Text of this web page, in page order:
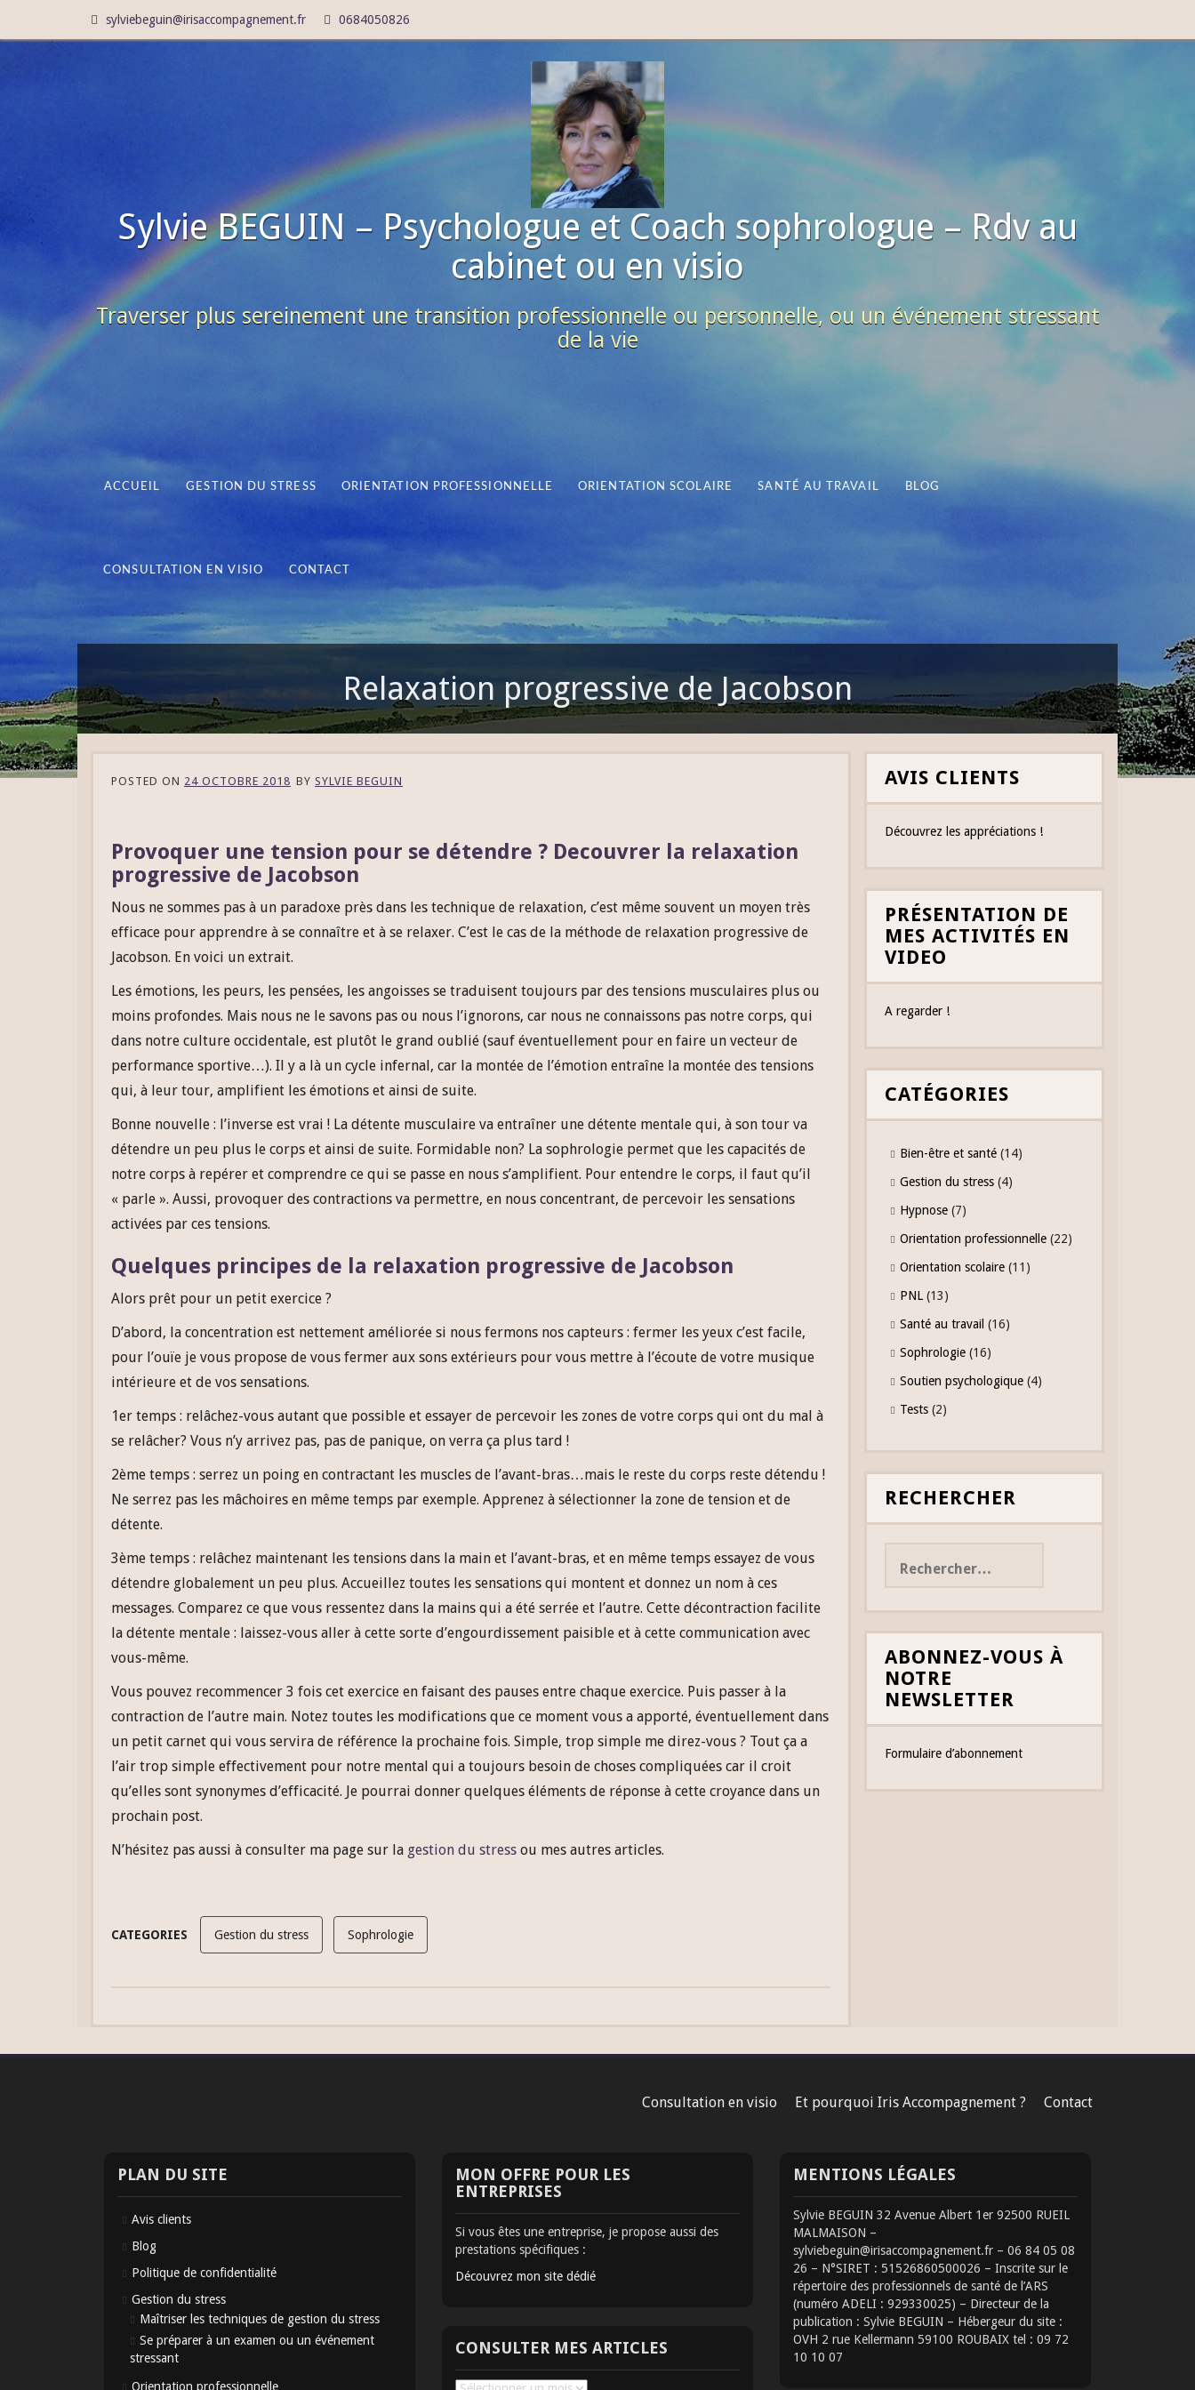
sylviebeguin@irisaccompagnement.fr 0684050826
Sylvie BEGUIN – Psychologue et Coach sophrologue – Rdv au
cabinet ou en visio
Traverser plus sereinement une transition professionnelle ou personnelle, ou un événement stressant
de la vie
ACCUEIL GESTION DU STRESS ORIENTATION PROFESSIONNELLE ORIENTATION SCOLAIRE SANTÉ AU TRAVAIL BLOG
CONSULTATION EN VISIO CONTACT
Relaxation progressive de Jacobson
POSTED ON 24 OCTOBRE 2018 BY SYLVIE BEGUIN
Provoquer une tension pour se détendre ? Decouvrer la relaxation
progressive de Jacobson
Nous ne sommes pas à un paradoxe près dans les technique de relaxation, c’est même souvent un moyen très
efficace pour apprendre à se connaître et à se relaxer. C’est le cas de la méthode de relaxation progressive de
Jacobson. En voici un extrait.
Les émotions, les peurs, les pensées, les angoisses se traduisent toujours par des tensions musculaires plus ou
moins profondes. Mais nous ne le savons pas ou nous l’ignorons, car nous ne connaissons pas notre corps, qui
dans notre culture occidentale, est plutôt le grand oublié (sauf éventuellement pour en faire un vecteur de
performance sportive…). Il y a là un cycle infernal, car la montée de l’émotion entraîne la montée des tensions
qui, à leur tour, amplifient les émotions et ainsi de suite.
Bonne nouvelle : l’inverse est vrai ! La détente musculaire va entraîner une détente mentale qui, à son tour va
détendre un peu plus le corps et ainsi de suite. Formidable non? La sophrologie permet que les capacités de
notre corps à repérer et comprendre ce qui se passe en nous s’amplifient. Pour entendre le corps, il faut qu’il
« parle ». Aussi, provoquer des contractions va permettre, en nous concentrant, de percevoir les sensations
activées par ces tensions.
Quelques principes de la relaxation progressive de Jacobson
Alors prêt pour un petit exercice ?
D’abord, la concentration est nettement améliorée si nous fermons nos capteurs : fermer les yeux c’est facile,
pour l’ouïe je vous propose de vous fermer aux sons extérieurs pour vous mettre à l’écoute de votre musique
intérieure et de vos sensations.
1er temps : relâchez-vous autant que possible et essayer de percevoir les zones de votre corps qui ont du mal à
se relâcher? Vous n’y arrivez pas, pas de panique, on verra ça plus tard !
2ème temps : serrez un poing en contractant les muscles de l’avant-bras…mais le reste du corps reste détendu !
Ne serrez pas les mâchoires en même temps par exemple. Apprenez à sélectionner la zone de tension et de
détente.
3ème temps : relâchez maintenant les tensions dans la main et l’avant-bras, et en même temps essayez de vous
détendre globalement un peu plus. Accueillez toutes les sensations qui montent et donnez un nom à ces
messages. Comparez ce que vous ressentez dans la mains qui a été serrée et l’autre. Cette décontraction facilite
la détente mentale : laissez-vous aller à cette sorte d’engourdissement paisible et à cette communication avec
vous-même.
Vous pouvez recommencer 3 fois cet exercice en faisant des pauses entre chaque exercice. Puis passer à la
contraction de l’autre main. Notez toutes les modifications que ce moment vous a apporté, éventuellement dans
un petit carnet qui vous servira de référence la prochaine fois. Simple, trop simple me direz-vous ? Tout ça a
l’air trop simple effectivement pour notre mental qui a toujours besoin de choses compliquées car il croit
qu’elles sont synonymes d’efficacité. Je pourrai donner quelques éléments de réponse à cette croyance dans un
prochain post.
N’hésitez pas aussi à consulter ma page sur la gestion du stress ou mes autres articles.
CATEGORIES Gestion du stress Sophrologie
AVIS CLIENTS
Découvrez les appréciations !
PRÉSENTATION DE
MES ACTIVITÉS EN
VIDEO
A regarder !
CATÉGORIES
Bien-être et santé (14)
Gestion du stress (4)
Hypnose (7)
Orientation professionnelle (22)
Orientation scolaire (11)
PNL (13)
Santé au travail (16)
Sophrologie (16)
Soutien psychologique (4)
Tests (2)
RECHERCHER
ABONNEZ-VOUS À
NOTRE
NEWSLETTER
Formulaire d’abonnement
Consultation en visio Et pourquoi Iris Accompagnement ? Contact
PLAN DU SITE
Avis clients
Blog
Politique de confidentialité
Gestion du stress
Maîtriser les techniques de gestion du stress
Se préparer à un examen ou un événement
stressant
Orientation professionnelle
MON OFFRE POUR LES
ENTREPRISES
Si vous êtes une entreprise, je propose aussi des
prestations spécifiques :
Découvrez mon site dédié
CONSULTER MES ARTICLES
Consulter
MENTIONS LÉGALES
Sylvie BEGUIN 32 Avenue Albert 1er 92500 RUEIL
MALMAISON –
sylviebeguin@irisaccompagnement.fr – 06 84 05 08
26 – N°SIRET : 51526860500026 – Inscrite sur le
répertoire des professionnels de santé de l’ARS
(numéro ADELI : 929330025) – Directeur de la
publication : Sylvie BEGUIN – Hébergeur du site :
OVH 2 rue Kellermann 59100 ROUBAIX tel : 09 72
10 10 07